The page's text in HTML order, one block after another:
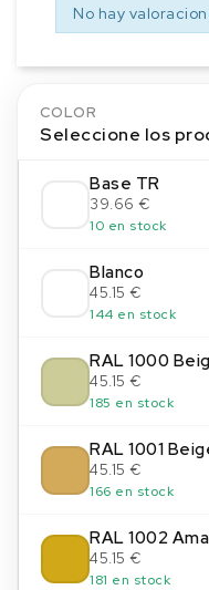
No hay
COLOR
Seleccione los
Base TR
39.66 €
10 en stock
Blanco
45.15 €
144 en stock
RAL 1000
45.15 €
185 en stock
RAL 1001
45.15 €
166 en stock
RAL 1002
45.15 €
181 en stock